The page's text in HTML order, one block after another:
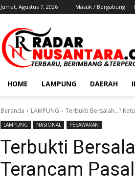
Jumat, Agustus 7, 2026 Masuk / Bergabung
HOME LAMPUNG DAERAH
Beranda LAMPUNG Terbukti Bersalah...?
LAMPUNG NASIONAL PESAWARAN
Terbukti
Terancam